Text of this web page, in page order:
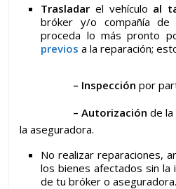
Trasladar el vehículo al
bróker y/o compañía
proceda lo más pronto
previos a la reparación;
– Inspección por
– Autorización de la
la aseguradora.
No realizar reparaciones,
los bienes afectados sin la
de tu bróker o aseguradora.